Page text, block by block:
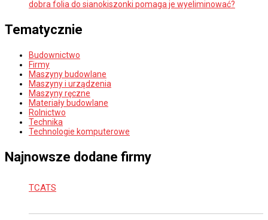
dobra folia do sianokiszonki pomaga je wyeliminować?
Tematycznie
Budownictwo
Firmy
Maszyny budowlane
Maszyny i urządzenia
Maszyny ręczne
Materiały budowlane
Rolnictwo
Technika
Technologie komputerowe
Najnowsze dodane firmy
TCATS